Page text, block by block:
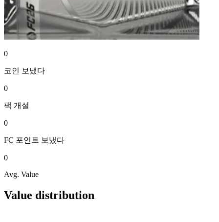
0
코인 보냈다
0
팩 개설
0
FC 포인트 보냈다
0
Avg. Value
Value distribution